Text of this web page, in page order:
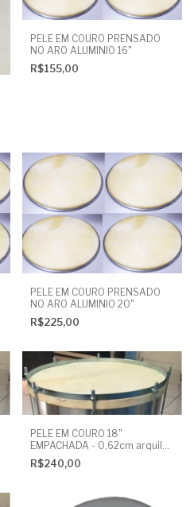
PELE EM COURO PRENSADO
NO ARO ALUMINIO 16"
R$155,00
PELE EM COURO PRENSADO
NO ARO ALUMINIO 20"
R$225,00
PELE EM COURO 18"
EMPACHADA - 0,62cm arquilho
alumínio
R$240,00